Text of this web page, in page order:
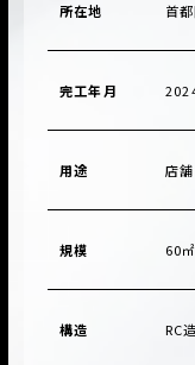
所在地 首
完工年月
用途 店舗
規模 60㎡
構造 RC造